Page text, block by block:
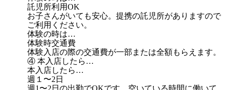
託児所利用OK
お子さんがいても安心。提携の託児所がありますので
ご利用ください。
体験の時は…
体験時交通費
体験入店の際の交通費が一部または全額もらえます。
④ 本入店したら…
本入店したら…
週１〜2日
週1〜2日の出勤でOKです。空いている時間に働いて